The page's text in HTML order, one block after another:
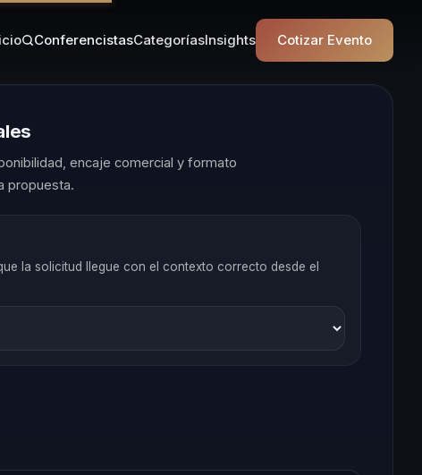
ConferencistasCategoríasInsights Cotizar Evento
encaje comercial y formato
propuesta.
la solicitud llegue con el contexto correcto desde el